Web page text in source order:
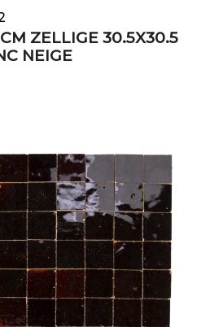
ZELLIGE 30.5X30.5
NEIGE